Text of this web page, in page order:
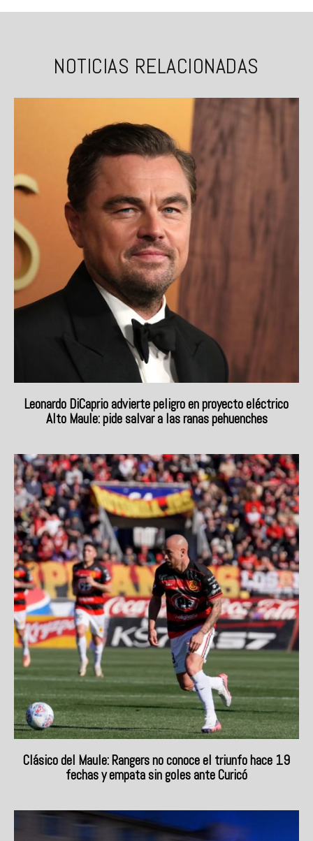
NOTICIAS RELACIONADAS
Leonardo DiCaprio advierte peligro en proyecto eléctrico
Alto Maule: pide salvar a las ranas pehuenches
Clásico del Maule: Rangers no conoce el triunfo hace 19
fechas y empata sin goles ante Curicó